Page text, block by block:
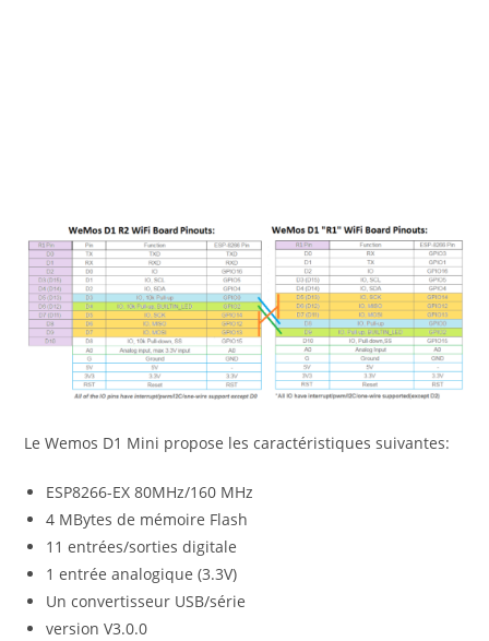
Le Wemos D1 Mini propose les caractéristiques suivantes:
ESP8266-EX 80MHz/160 MHz
4 MBytes de mémoire Flash
11 entrées/sorties digitale
1 entrée analogique (3.3V)
Un convertisseur USB/série
version V3.0.0